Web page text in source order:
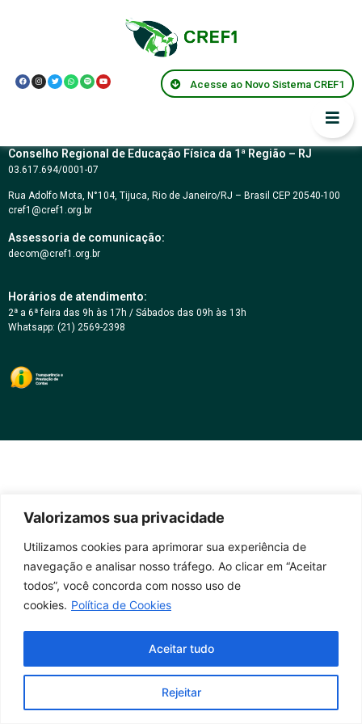
Valorizamos sua privacidade
Utilizamos cookies para aprimorar sua experiência de
navegação e analisar nosso tráfego. Ao clicar em “Aceitar
todos”, você concorda com nosso uso de
cookies. Política de Cookies
Rejeitar
Aceitar tudo
Acesse ao Novo Sistema CREF1
Resolução CREF1
057/2008
Conselho Regional de Educação Física da 1ª Região – RJ
03.617.694/0001-07
Rua Adolfo Mota, N°104, Tijuca, Rio de Janeiro/RJ – Brasil CEP 20540-100
cref1@cref1.org.br
Assessoria de comunicação:
decom@cref1.org.br
Horários de atendimento:
2ª a 6ª feira das 9h às 17h / Sábados das 09h às 13h
Whatsapp: (21) 2569-2398